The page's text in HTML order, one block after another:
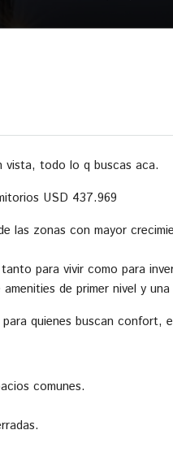
vista, todo lo q buscas aca.
USD 437.969
las zonas con mayor
para vivir como para
de primer nivel y
quienes buscan confort,
comunes.